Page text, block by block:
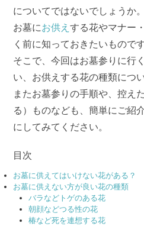
についてではないでしょうか。
お墓にお供えする花やマナー
く前に知っておきたいものです
そこで、今回はお墓参りに行
い、お供えする花の種類につ
またお墓参りの手順や、控え
る）ものなども、簡単にご紹
にしてみてください。
目次
お墓に供えてはいけない花がある？
お墓に供えない方が良い花の種類
バラなどトゲのある花
朝顔などつる性の花
椿など死を連想する花